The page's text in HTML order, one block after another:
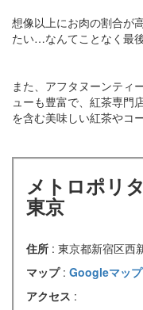
想像以上にお肉の割合が
たい…なんてことなく最
また、アフタヌーンティ
ューも豊富で、紅茶専門
を含む美味しい紅茶やコ
メトロポリ
東京
住所 : 東京都新宿区西
マップ : Googleマップ
アクセス :